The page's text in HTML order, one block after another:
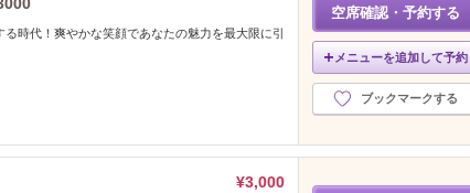
時代！爽やかな笑顔であなたの魅力を最大限に引
空席確認・予約する
メニューを追加して予約
ブックマークする
¥3,000